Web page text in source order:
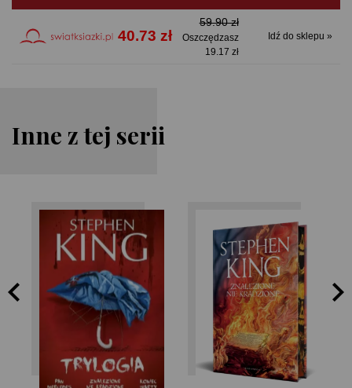
40.73 zł
59.90 zł
Oszczędzasz
19.17 zł
Idź do sklepu »
Inne z tej serii
Stephen King Stephen King